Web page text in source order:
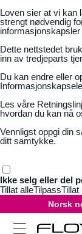
Loven sier at vi kan
strengt nødvendig
Dette nettstedet
inn av tredjeparts
Du kan endre eller
Les våre
hvordan du kan nå
Vennligst oppgi din
ditt samtykke.
Ikke selg eller del
Tillat alleTilpassTillat
Norsk